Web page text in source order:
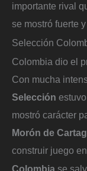
importante rival
se mostró fuerte
Selección
Colombia dio el
Con mucha
Selección
mostró carácter
Morón de
construir juego
Colombia se